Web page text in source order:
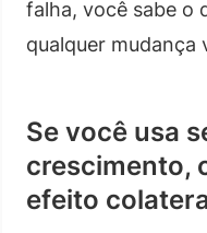
falha, você sabe o
qualquer mudança
Se você usa
crescimento,
efeito